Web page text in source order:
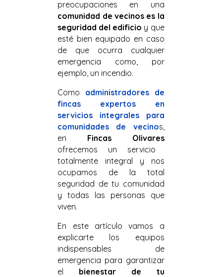
preocupaciones en una
comunidad de vecinoses la
seguridad del edificio y que
esté bien equipado en caso
de que ocurra cualquier
emergencia como, por
ejemplo, un incendio.
Como administradores de
fincas expertos en
servicios integrales para
comunidades de vecinos,
en Fincas Olivares
ofrecemos un servicio
totalmente integral y nos
ocupamos de la total
seguridad de tu comunidad
y todas las personas que
viven.
En este artículo vamos a
explicarte los equipos
indispensables de
emergencia para garantizar
el bienestar de tu